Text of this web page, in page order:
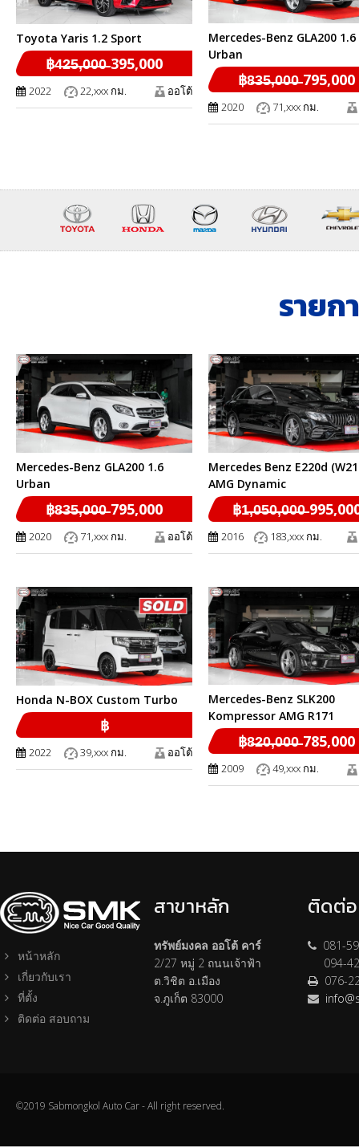
Toyota Yaris 1.2 Sport
฿4̶2̶5̶,̶0̶0̶0̶ 395,000
2022 22,xxx กม. ออโต้
Mercedes-Benz GLA200 1.6
Urban
฿8̶3̶5̶,̶0̶0̶0̶ 795,000
2020 71,xxx กม.
รายก
Mercedes-Benz GLA200 1.6
Urban
฿8̶3̶5̶,̶0̶0̶0̶ 795,000
2020 71,xxx กม. ออโต้
Mercedes Benz E220d
AMG Dynamic
฿1̶,̶0̶5̶0̶,̶0̶0̶0̶
2016 183,xxx กม.
Honda N-BOX Custom Turbo
฿
2022 39,xxx กม. ออโต้
Mercedes-Benz SLK200
Kompressor AMG R171
฿8̶2̶0̶,̶0̶0̶0̶ 785,000
2009 49,xxx กม.
หน้าหลัก
เกี่ยวกับเรา
ที่ตั้ง
ติดต่อ สอบถาม
สาขาหลัก
ทรัพย์มงคล ออโต้ คาร์
2/27 หมู่ 2 ถนนเจ้าฟ้า
ต.วิชิต อ.เมือง
จ.ภูเก็ต 83000
ติดต่
081-
094-
076-
©2019 Sabmongkol Auto Car - All right reserved.